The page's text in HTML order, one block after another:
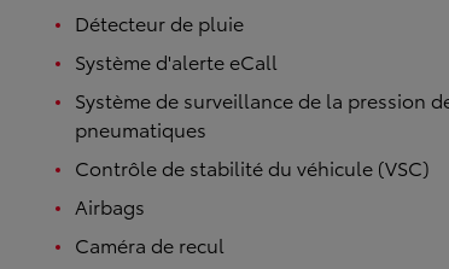
Détecteur de pluie
Système d'alerte eCall
Système de surveillance de la pression
pneumatiques
Contrôle de stabilité du véhicule (VSC)
Airbags
Caméra de recul